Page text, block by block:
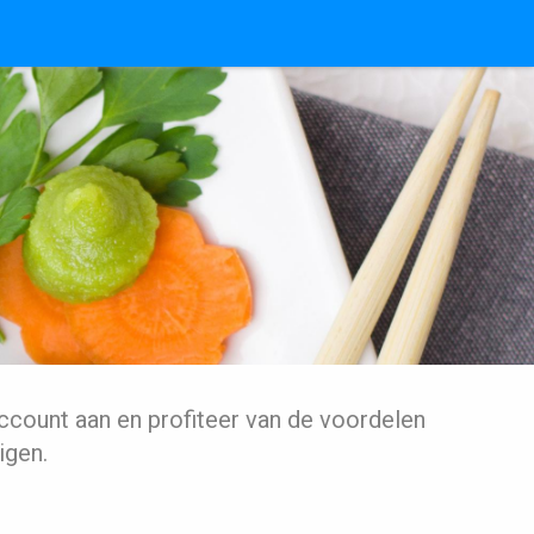
aan en profiteer van de voordelen